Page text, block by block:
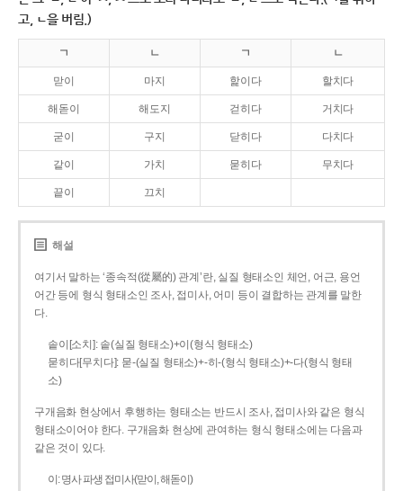
고, ㄴ을 버림.)
ㄱ ㄴ ㄱ ㄴ
맏이 마지 핥이다 할치다
해돋이 해도지 걷히다 거치다
굳이 구지 닫히다 다치다
같이 가치 묻히다 무치다
끝이 끄치
해설
여기서 말하는 ‘종속적(從屬的) 관계’란, 실질 형태소인 체언, 어근, 용언
어간 등에 형식 형태소인 조사, 접미사, 어미 등이 결합하는 관계를 말한
다.
솥이[소치]: 솥(실질 형태소)+이(형식 형태소)
묻히다[무치다]: 묻­-(실질 형태소)+­-히­-(형식 형태소)+-다(형식 형태
소)
구개음화 현상에서 후행하는 형태소는 반드시 조사, 접미사와 같은 형식
형태소이어야 한다. 구개음화 현상에 관여하는 형식 형태소에는 다음과
같은 것이 있다.
이: 명사 파생 접미사(맏이, 해돋이)